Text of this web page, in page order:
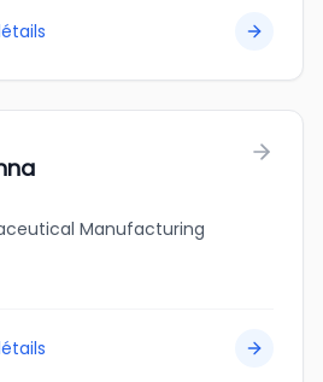
Manufacturing